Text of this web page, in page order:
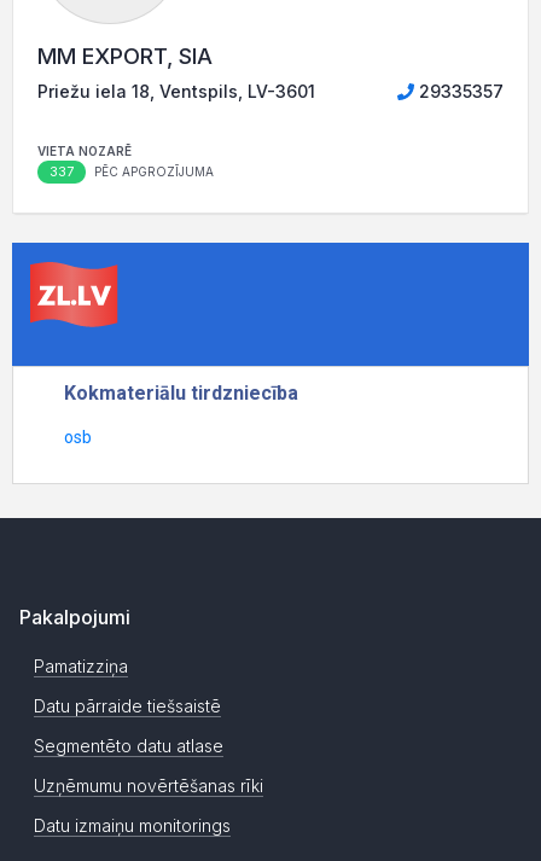
MM EXPORT, SIA
Priežu iela 18, Ventspils, LV-3601 29335357
VIETA NOZARĒ
337 PĒC APGROZĪJUMA
Pakalpojumi
Pamatizziņa
Datu pārraide tiešsaistē
Segmentēto datu atlase
Uzņēmumu novērtēšanas rīki
Datu izmaiņu monitorings